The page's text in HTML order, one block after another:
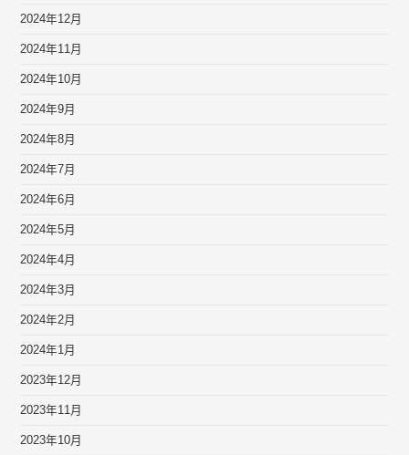
2024年12月
2024年11月
2024年10月
2024年9月
2024年8月
2024年7月
2024年6月
2024年5月
2024年4月
2024年3月
2024年2月
2024年1月
2023年12月
2023年11月
2023年10月